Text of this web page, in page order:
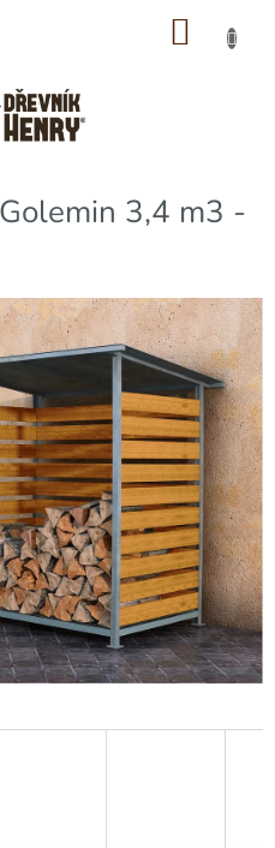
3,4 m3 -